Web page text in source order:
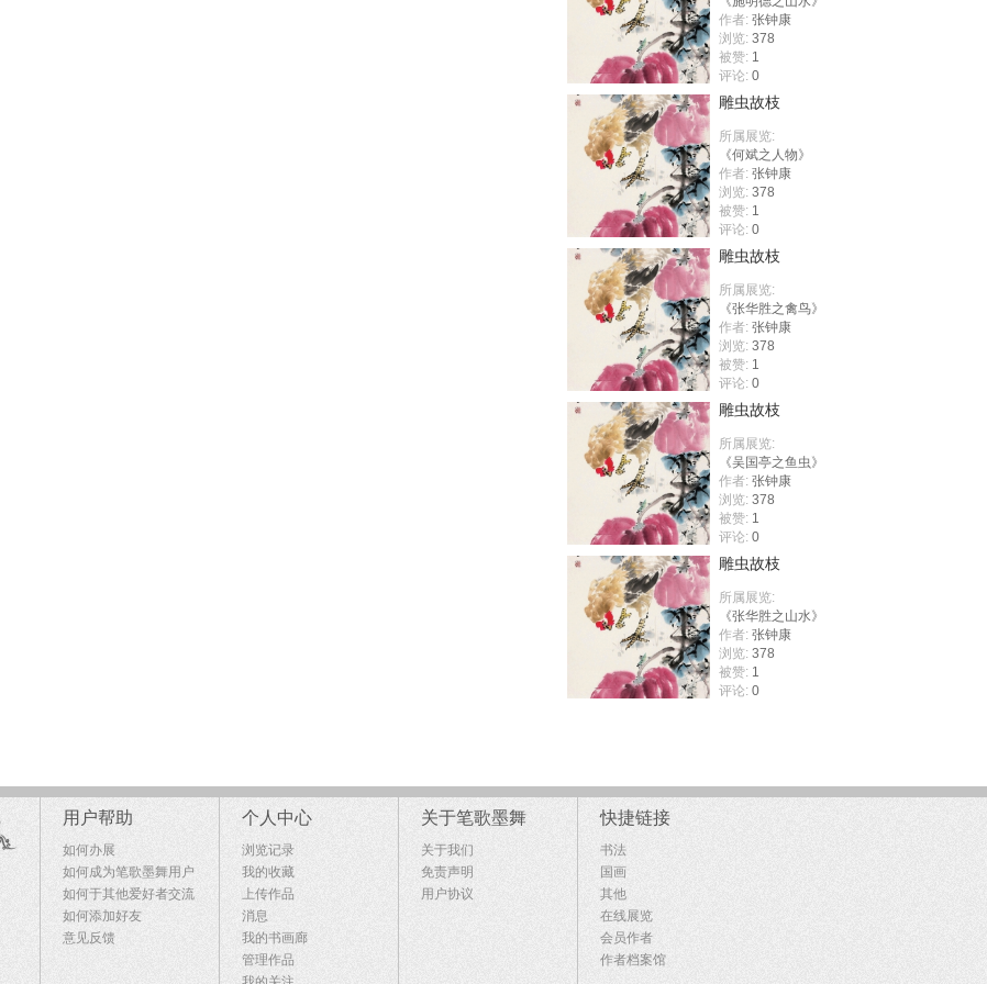
作者: 张钟康
浏览: 378
被赞: 1
评论: 0
雕虫故枝
所属展览:
《何斌之人物》
作者: 张钟康
浏览: 378
被赞: 1
评论: 0
雕虫故枝
所属展览:
《张华胜之禽鸟》
作者: 张钟康
浏览: 378
被赞: 1
评论: 0
雕虫故枝
所属展览:
《吴国亭之鱼虫》
作者: 张钟康
浏览: 378
被赞: 1
评论: 0
雕虫故枝
所属展览:
《张华胜之山水》
作者: 张钟康
浏览: 378
被赞: 1
评论: 0
用户帮助
如何办展
如何成为笔歌墨舞用户
如何于其他爱好者交流
如何添加好友
意见反馈
个人中心
浏览记录
我的收藏
上传作品
消息
我的书画廊
管理作品
关于笔歌墨舞
关于我们
免责声明
用户协议
快捷链接
书法
国画
其他
在线展览
会员作者
作者档案馆